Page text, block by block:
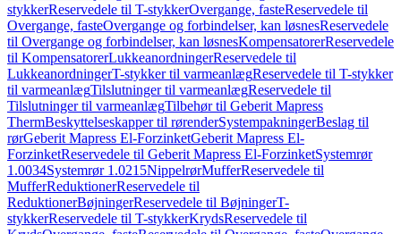
stykkerReservedele til T-stykkerOvergange, fasteReservedele til
Overgange, fasteOvergange og forbindelser, kan løsnesReservedele
til Overgange og forbindelser, kan løsnesKompensatorerReservedele
til KompensatorerLukkeanordningerReservedele til
LukkeanordningerT-stykker til varmeanlægReservedele til T-stykker
til varmeanlægTilslutninger til varmeanlægReservedele til
Tilslutninger til varmeanlægTilbehør til Geberit Mapress
ThermBeskyttelseskapper til rørenderSystempakningerBeslag til
rørGeberit Mapress El-ForzinketGeberit Mapress El-
ForzinketReservedele til Geberit Mapress El-ForzinketSystemrør
1.0034Systemrør 1.0215NippelrørMufferReservedele til
MufferReduktionerReservedele til
ReduktionerBøjningerReservedele til BøjningerT-
stykkerReservedele til T-stykkerKrydsReservedele til